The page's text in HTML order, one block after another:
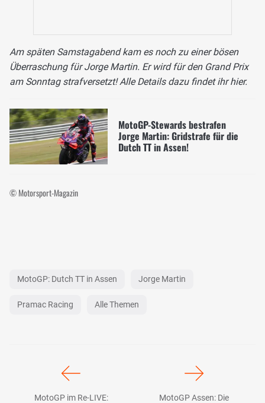
Am späten Samstagabend kam es noch zu einer bösen
Überraschung für Jorge Martin. Er wird für den Grand Prix
am Sonntag strafversetzt! Alle Details dazu findet ihr hier.
MotoGP-Stewards bestrafen
Jorge Martin: Gridstrafe für die
Dutch TT in Assen!
© Motorsport-Magazin
MotoGP: Dutch TT in Assen Jorge Martin
Pramac Racing Alle Themen
MotoGP im Re-LIVE:
MotoGP Assen: Die